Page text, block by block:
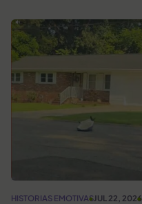
HISTORIAS EMOTIVASJUL 22, 2026